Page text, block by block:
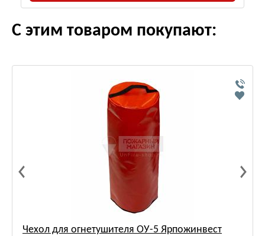
С этим товаром покупают:
Чехол для огнетушителя ОУ-5 Ярпожинвест